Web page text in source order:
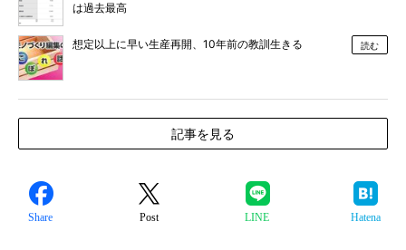
は過去最高
想定以上に早い生産再開、10年前の教訓生きる 読む
記事を見る
Share Post LINE Hatena